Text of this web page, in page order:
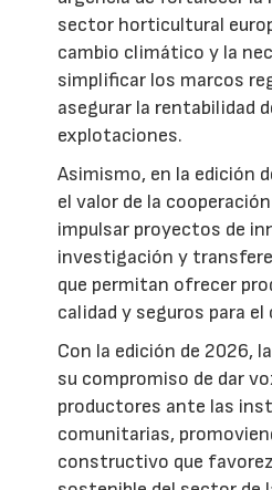
sector horticultural
cambio climático y la
simplificar los marcos
asegurar la rentabilidad
explotaciones.
Asimismo, en la edición
el valor de la
impulsar proyectos de
investigación y
que permitan ofrecer
calidad y seguros para
Con la edición de 2026,
su compromiso de dar
productores ante las
comunitarias,
constructivo que